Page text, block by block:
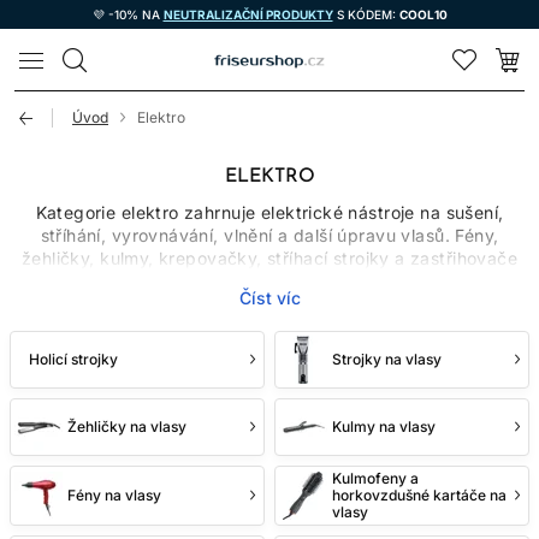
💜 -10% NA NEUTRALIZAČNÍ PRODUKTYS KÓDEM: COOL10
LOMAX
Úvod Elektro
ELEKTRO
Kategorie elektro zahrnuje elektrické nástroje na sušení,
stříhání, vyrovnávání, vlnění a další úpravu vlasů. Fény,
žehličky, kulmy, krepovačky, stříhací strojky a zastřihovače
proto nezačíná nejvyšším výkonem nebo počtem funkcí, ale
konkrétním úkolem, typem vlasů a frekvencí používání.
Profesionální zařízení může být navrženo pro delší provoz a
snadnější údržbu, stále však musí odpovídat pracovním
podmínkám a návodu výrobce.
FÉNY NA VYSOUŠENÍ A
TVAROVÁNÍ
Číst víc
Holicí strojky Strojky na vlasy
Žehličky na vlasy Kulmy na vlasy
Fény na vlasy
Kulmofeny a
horkovzdušné kartáče na
vlasy